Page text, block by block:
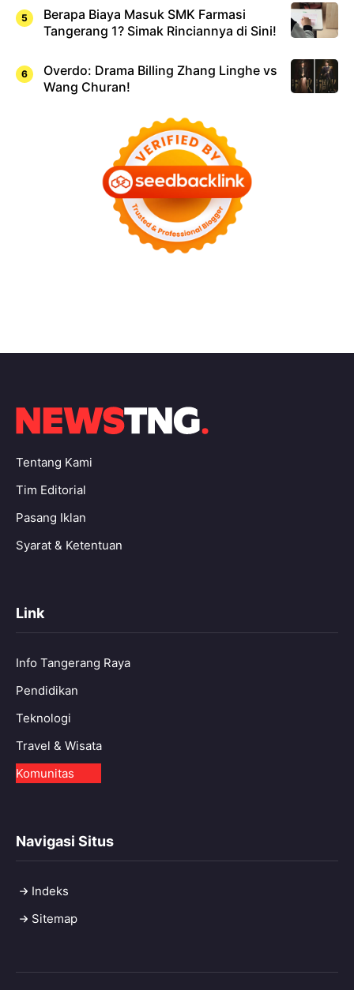
Berapa Biaya Masuk SMK Farmasi
Tangerang 1? Simak Rinciannya di Sini!
Overdo: Drama Billing Zhang Linghe vs
Wang Churan!
Tentang Kami
Tim Editorial
Pasang Iklan
Syarat & Ketentuan
Link
Info Tangerang Raya
Pendidikan
Teknologi
Travel & Wisata
Komunitas
Navigasi Situs
Indeks
Sitemap